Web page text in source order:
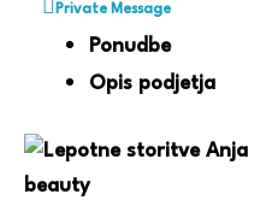
Private Message
Ponudbe
Opis podjetja